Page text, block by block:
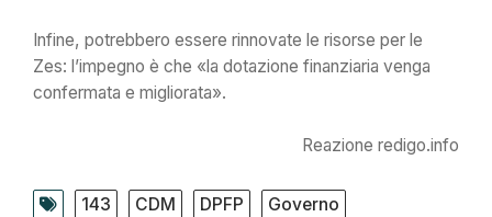
Infine, potrebbero essere rinnovate le risorse per le
Zes: l’impegno è che «la dotazione finanziaria venga
confermata e migliorata».
Reazione redigo.info
143 CDM DPFP Governo